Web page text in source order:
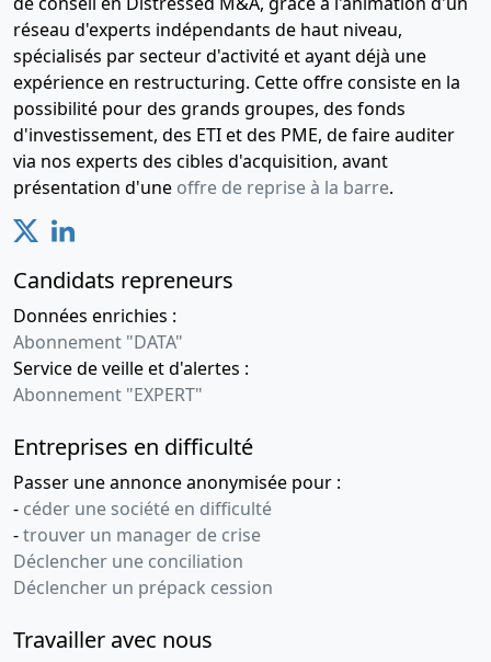
réseau d'experts indépendants de haut niveau,
spécialisés par secteur d'activité et ayant déjà une
expérience en restructuring. Cette offre consiste en la
possibilité pour des grands groupes, des fonds
d'investissement, des ETI et des PME, de faire auditer
via nos experts des cibles d'acquisition, avant
présentation d'une offre de reprise à la barre.
Candidats repreneurs
Données enrichies :
Abonnement "DATA"
Service de veille et d'alertes :
Abonnement "EXPERT"
Entreprises en difficulté
Passer une annonce anonymisée pour :
- céder une société en difficulté
-trouver un manager de crise
Déclencher une conciliation
Déclencher un prépack cession
Travailler avec nous